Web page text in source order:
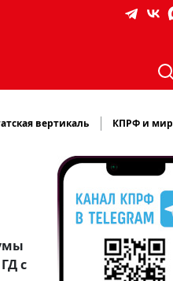
вертикаль КПРФ и мир
с